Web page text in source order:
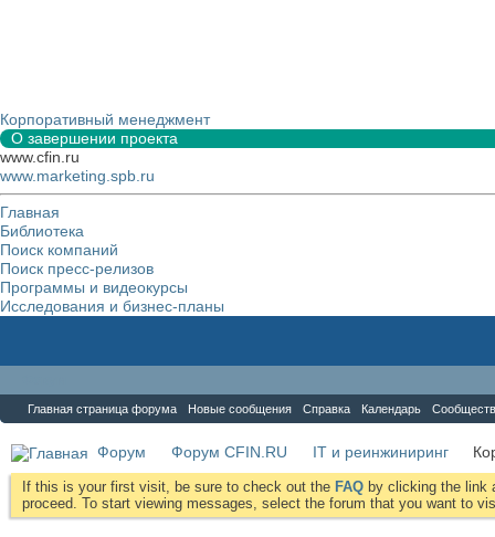
Корпоративный менеджмент
О завершении проекта
www.cfin.ru
www.marketing.spb.ru
Главная
Библиотека
Поиск компаний
Поиск пресс-релизов
Программы и видеокурсы
Исследования и бизнес-планы
Главная страница форума Новые сообщения Справка Календарь
Форум Форум CFIN.RU IT и реинжиниринг
If this is your first visit, be sure to check out the FAQ by clicking the link
proceed. To start viewing messages, select the forum that you want to